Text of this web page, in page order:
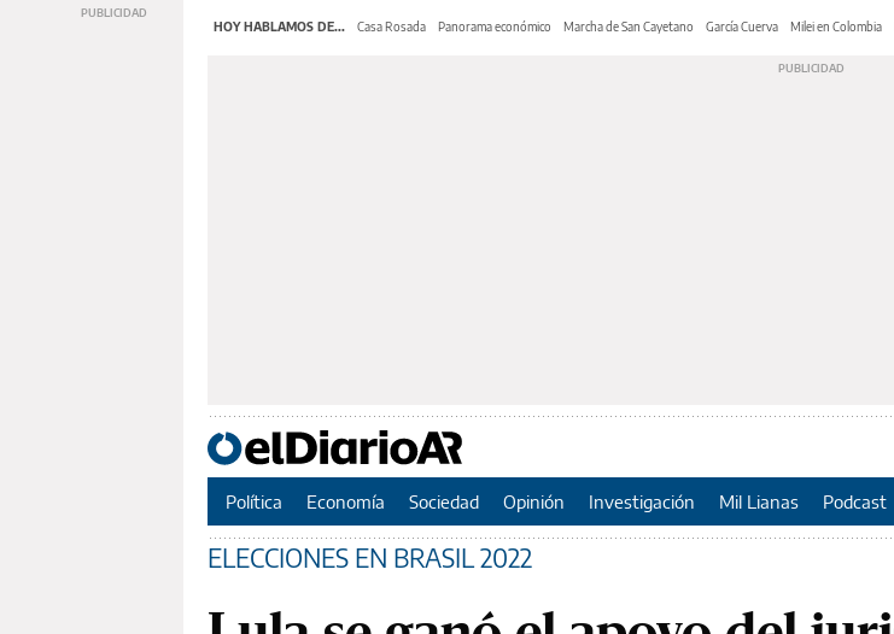
HOY HABLAMOS DE... Casa Rosada Panorama económico Marcha de San Cayetano García Cuerva Milei en Colombia
Política Economía Sociedad Opinión Investigación Mil Lianas Podcast
ELECCIONES EN BRASIL 2022